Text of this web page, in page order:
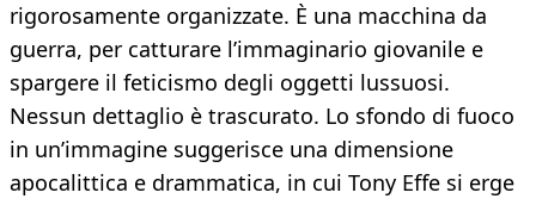
rigorosamente organizzate. È una macchina da
guerra, per catturare l’immaginario giovanile e
spargere il feticismo degli oggetti lussuosi.
Nessun dettaglio è trascurato. Lo sfondo di fuoco
in un’immagine suggerisce una dimensione
apocalittica e drammatica, in cui Tony Effe si erge